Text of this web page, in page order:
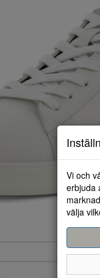
Vi och
erbjuda
välja